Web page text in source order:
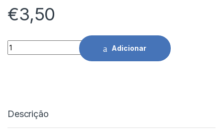
€3,50
Tinteiro Comp. Epson T041 Cor quantidade
Adicionar
Descrição